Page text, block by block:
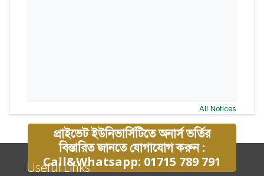
All Notices
প্রাইভেট ইউনিভার্সিটিতে অনার্স ভর্তির
বিস্তারিত জানতে যোগাযোগ করুন :
Call&Whatsapp: 01715 789 791
Useful Links